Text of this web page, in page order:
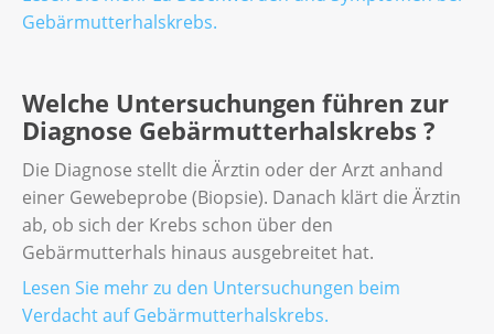
Gebärmutterhalskrebs.
Welche Untersuchungen führen zur
Diagnose Gebärmutterhalskrebs ?
Die Diagnose stellt die Ärztin oder der Arzt anhand
einer Gewebeprobe (Biopsie). Danach klärt die Ärztin
ab, ob sich der Krebs schon über den
Gebärmutterhals hinaus ausgebreitet hat.
Lesen Sie mehr zu den Untersuchungen beim
Verdacht auf Gebärmutterhalskrebs.